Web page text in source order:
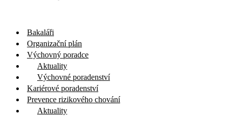
Bakaláři
Organizační plán
Výchovný poradce
Aktuality
Výchovné poradenství
Kariérové poradenství
Prevence rizikového chování
Aktuality